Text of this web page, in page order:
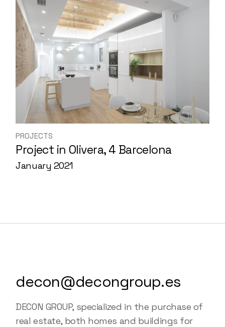
PROJECTS
Project in Olivera, 4 Barcelona
January 2021
decon@decongroup.es
DECON GROUP, specialized in the purchase of
real estate, both homes and buildings for